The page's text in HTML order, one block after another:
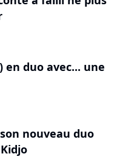
en duo avec... une
nouveau duo